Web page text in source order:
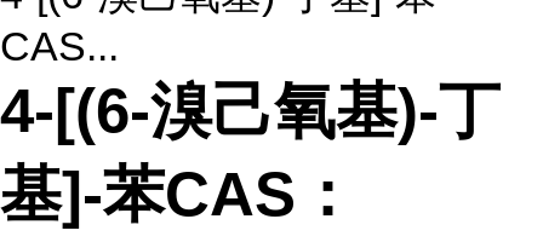
CAS...
4-[(6-溴己氧基)-丁
基]-苯CAS：